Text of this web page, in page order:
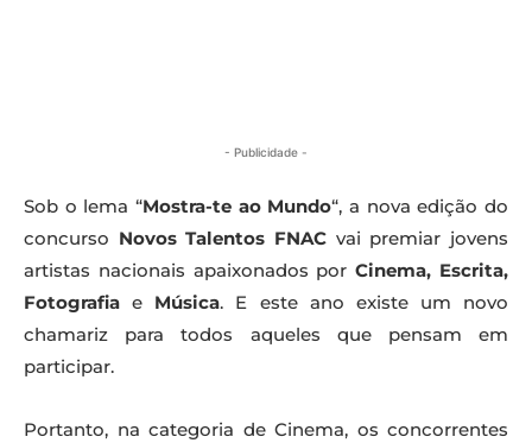
- Publicidade -
Sob o lema “Mostra-te ao Mundo“, a nova edição do
concurso Novos Talentos FNAC vai premiar jovens
artistas nacionais apaixonados porCinema, Escrita,
Fotografiae Música. E este ano existe um novo
chamariz para todos aqueles que pensam em
participar.
Portanto, na categoria de Cinema, os concorrentes